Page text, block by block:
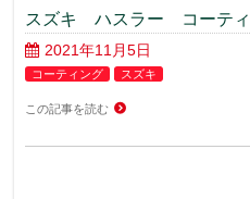
スズキ ハスラー コーテ
2021年11月5日
コーティング スズキ
この記事を読む